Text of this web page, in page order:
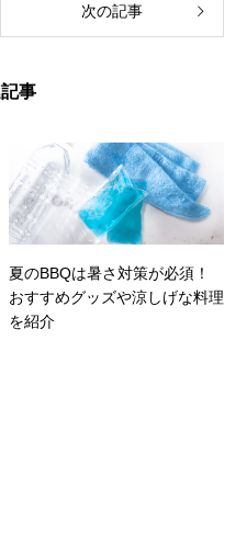
次の記事
事
夏のBBQは暑さ対策が必須！
おすすめグッズや涼しげな料理
を紹介